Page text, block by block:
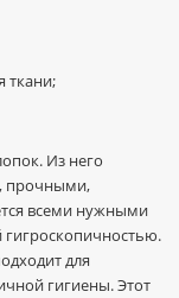
ткани;
Из него
прочными,
всеми нужными
гигроскопичностью.
для
гигиены. Этот